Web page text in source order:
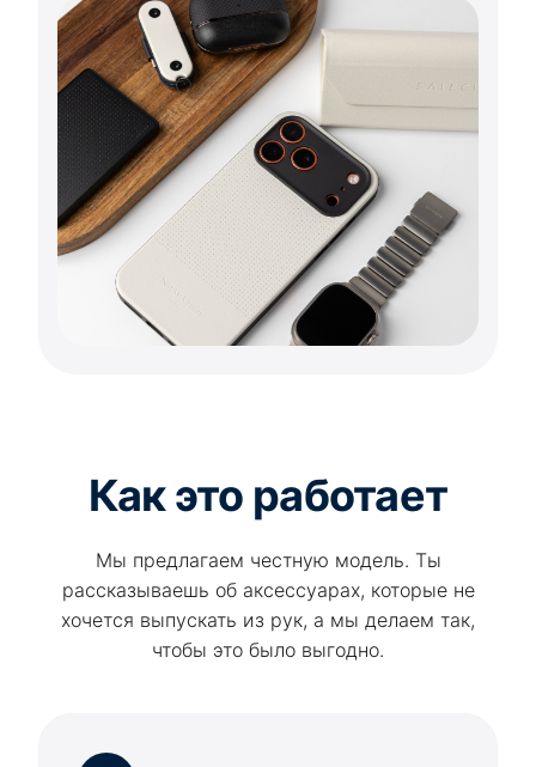
Как это работает
Мы предлагаем честную модель. Ты
рассказываешь об аксессуарах, которые не
хочется выпускать из рук, а мы делаем так,
чтобы это было выгодно.